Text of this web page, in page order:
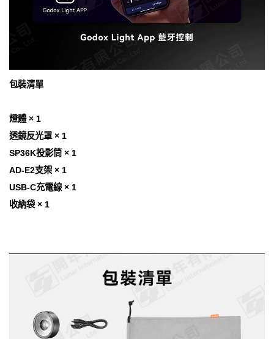
包裝清單
燈體 × 1
透鏡反光罩 × 1
SP36K投影筒 × 1
AD-E2支架 × 1
USB-C充電線 × 1
收納袋 × 1